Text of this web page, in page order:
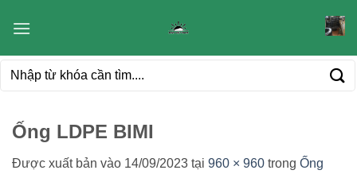
qua
dung
Tìm
Ống LDPE BIMI
Được xuất bản vào 14/09/2023 tại 960 × 960 trong Ống